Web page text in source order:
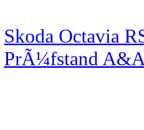
Skoda Octavia
PrÃ¼fstand